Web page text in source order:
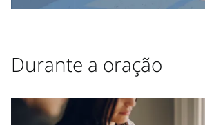
Durante a oração